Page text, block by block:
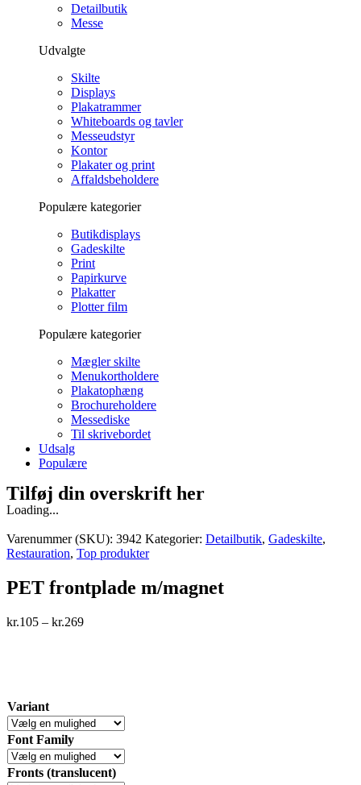
Detailbutik
Messe
Udvalgte
Skilte
Displays
Plakatrammer
Whiteboards og tavler
Messeudstyr
Kontor
Plakater og print
Affaldsbeholdere
Populære kategorier
Butikdisplays
Gadeskilte
Print
Papirkurve
Plakatter
Plotter film
Populære kategorier
Mægler skilte
Menukortholdere
Plakatophæng
Brochureholdere
Messediske
Til skrivebordet
Udsalg
Populære
Tilføj din overskrift her
Loading...
Varenummer (SKU): 3942 Kategorier: Detailbutik, Gadeskilte,
Restauration, Top produkter
PET frontplade m/magnet
kr.105 – kr.269
Variant
Font Family
Fronts (translucent)